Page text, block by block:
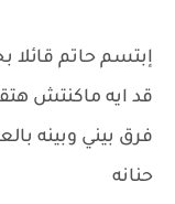
إبتسم حاتم قائلا
قد ايه ماكنتش
فرق بيني وبينه
حنانه